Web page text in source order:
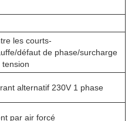
les courts-
défaut de phase/surcharge
alternatif 230V 1 phase
par air forcé